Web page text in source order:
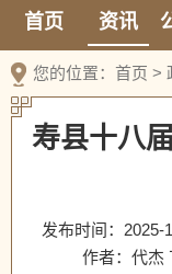
首页 资讯
您的位置： 首页 >
寿县十八
发布时间：2025-
作者：代杰